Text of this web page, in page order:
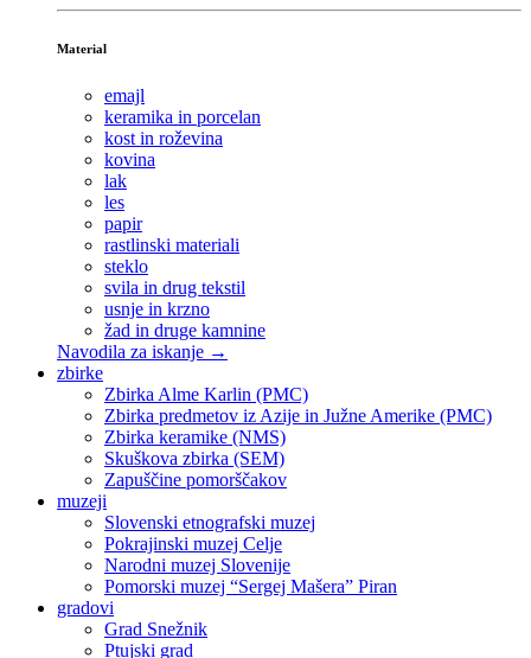
Material
emajl
keramika in porcelan
kost in roževina
kovina
lak
les
papir
rastlinski materiali
steklo
svila in drug tekstil
usnje in krzno
žad in druge kamnine
Navodila za iskanje →
zbirke
Zbirka Alme Karlin (PMC)
Zbirka predmetov iz Azije in Južne Amerike (PMC)
Zbirka keramike (NMS)
Skuškova zbirka (SEM)
Zapuščine pomorščakov
muzeji
Slovenski etnografski muzej
Pokrajinski muzej Celje
Narodni muzej Slovenije
Pomorski muzej “Sergej Mašera” Piran
gradovi
Grad Snežnik
Ptujski grad